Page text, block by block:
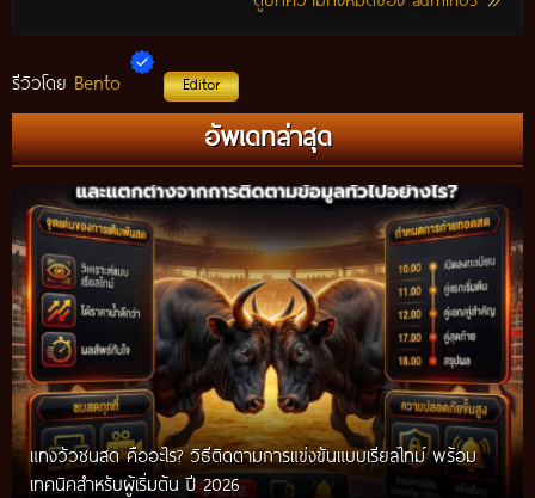
รีวิวโดย Bento Editor
อัพเดทล่าสุด
แทงวัวชนสด คืออะไร? วิธีติดตามการแข่งขันแบบเรียลไทม์ พร้อม
เทคนิคสำหรับผู้เริ่มต้น ปี 2026